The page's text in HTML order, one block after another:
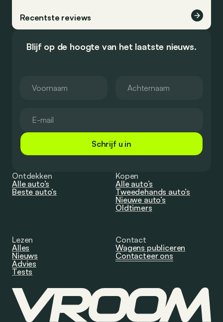
Recentste reviews
Blijf op de hoogte van het laatste nieuws.
Schrijf u in
Ontdekken
Alle auto’s
Beste auto’s
Kopen
Alle auto’s
Tweedehands auto’s
Nieuwe auto’s
Oldtimers
Lezen
Alles
Nieuws
Advies
Tests
Contact
Wagens publiceren
Contacteer ons